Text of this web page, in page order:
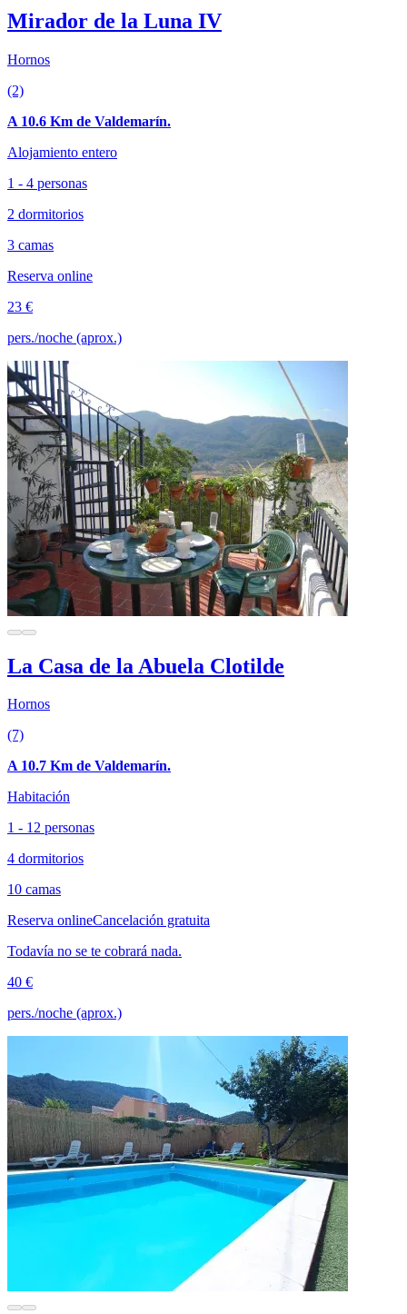
Mirador de la Luna IV
Hornos
(2)
A 10.6 Km de Valdemarín.
Alojamiento entero
1 - 4 personas
2 dormitorios
3 camas
Reserva online
23 €
pers./noche (aprox.)
La Casa de la Abuela Clotilde
Hornos
(7)
A 10.7 Km de Valdemarín.
Habitación
1 - 12 personas
4 dormitorios
10 camas
Reserva onlineCancelación gratuita
Todavía no se te cobrará nada.
40 €
pers./noche (aprox.)